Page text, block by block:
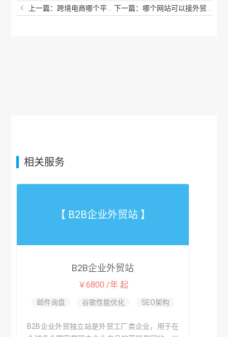
上一篇：跨境电商哪个平台最好做？跨境电商个人可以做吗？
相关服务
【 B2B企业外贸站 】
B2B企业外贸站
￥6800 /年 起
邮件询盘 谷歌性能优化 SEO架构
B2B企业外贸独立站是外贸工厂类企业，用于在